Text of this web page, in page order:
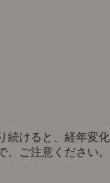
続けると、経年変化
、ご注意ください。